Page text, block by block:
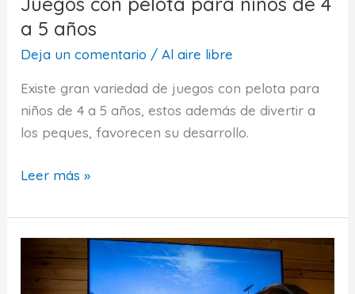
a
6
años?
a 5 años
Deja un comentario /Al aire libre
Existe gran variedad de juegos con pelota para
niños de 4 a 5 años, estos además de divertir a
los peques, favorecen su desarrollo.
Juegos
pelota
para
niños
de
Leer más »